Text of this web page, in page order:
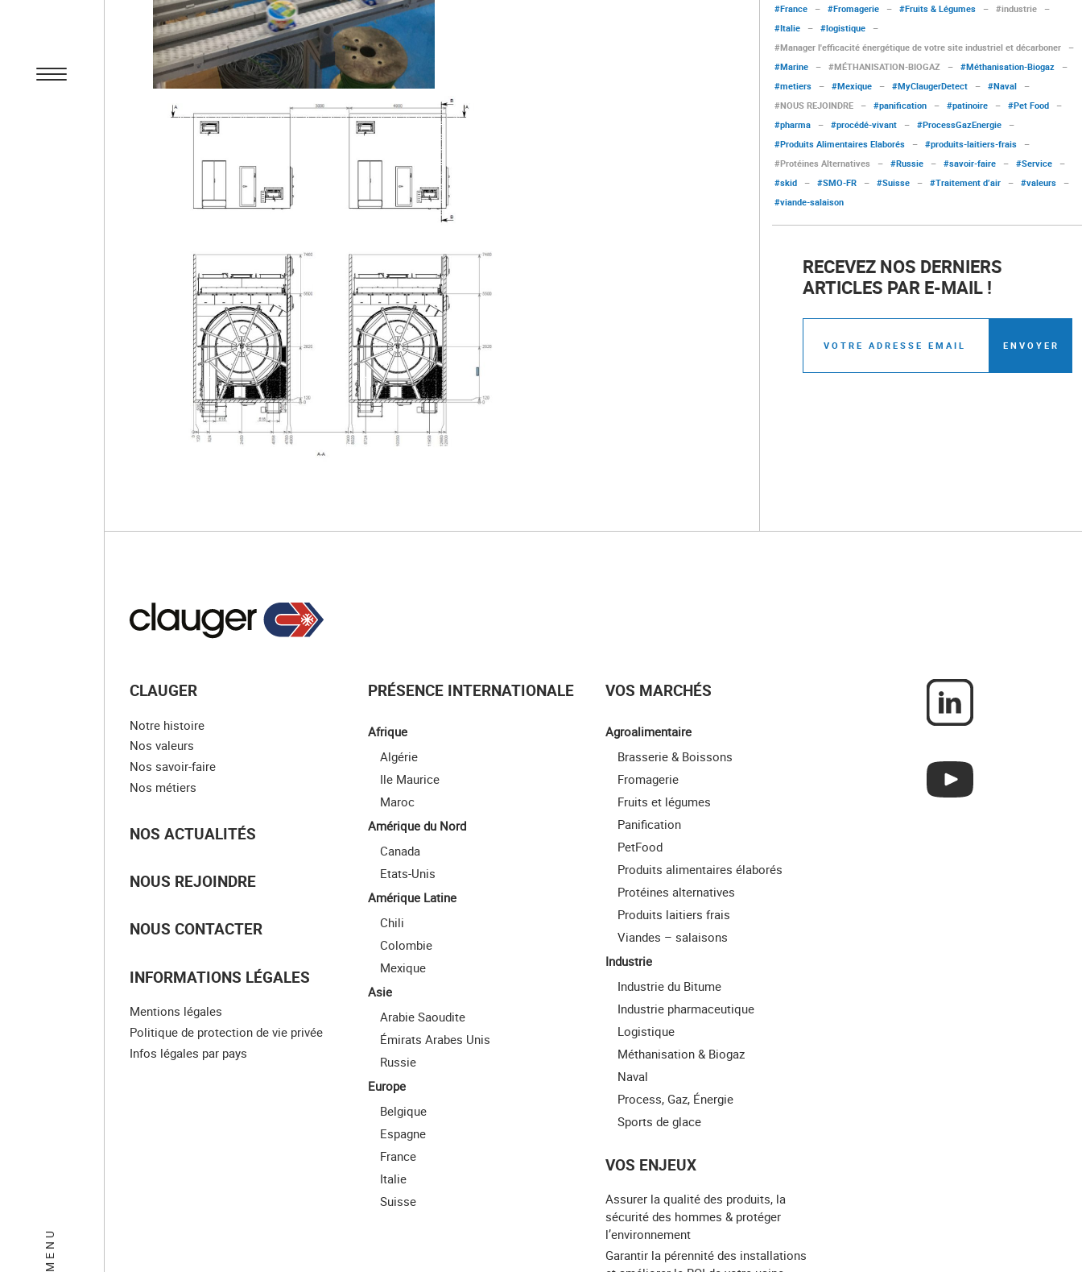
#France
– #Fromagerie – #Fruits & Légumes – #industrie
–
#Italie
– #logistique
–
#Manager l'efficacité énergétique de votre site industriel et décarboner
–
#Marine
– #MÉTHANISATION-BIOGAZ – #Méthanisation-Biogaz
–
#metiers
– #Mexique – #MyClaugerDetect – #Naval
–
#NOUS REJOINDRE
– #panification – #patinoire – #Pet Food
–
#pharma
– #procédé-vivant – #ProcessGazEnergie
–
#Produits Alimentaires Elaborés
– #produits-laitiers-frais
–
#Protéines Alternatives
– #Russie – #savoir-faire – #Service
–
#skid
– #SMO-FR – #Suisse – #Traitement d’air – #valeurs
–
#viande-salaison
RECEVEZ NOS DERNIERS
ARTICLES PAR E-MAIL !
CLAUGER
Notre histoire
Nos valeurs
Nos savoir-faire
Nos métiers
NOS ACTUALITÉS
NOUS REJOINDRE
NOUS CONTACTER
INFORMATIONS LÉGALES
Mentions légales
Politique de protection de vie privée
Infos légales par pays
PRÉSENCE INTERNATIONALE
Afrique
Algérie
Ile Maurice
Maroc
Amérique du Nord
Canada
Etats-Unis
Amérique Latine
Chili
Colombie
Mexique
Asie
Arabie Saoudite
Émirats Arabes Unis
Russie
Europe
Belgique
Espagne
France
Italie
Suisse
VOS MARCHÉS
Agroalimentaire
Brasserie & Boissons
Fromagerie
Fruits et légumes
Panification
PetFood
Produits alimentaires élaborés
Protéines alternatives
Produits laitiers frais
Viandes – salaisons
Industrie
Industrie du Bitume
Industrie pharmaceutique
Logistique
Méthanisation & Biogaz
Naval
Process, Gaz, Énergie
Sports de glace
VOS ENJEUX
Assurer la qualité des produits, la
sécurité des hommes & protéger
l’environnement
Garantir la pérennité des installations